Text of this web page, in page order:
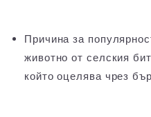
Причина за
животно от селския
който оцелява чрез